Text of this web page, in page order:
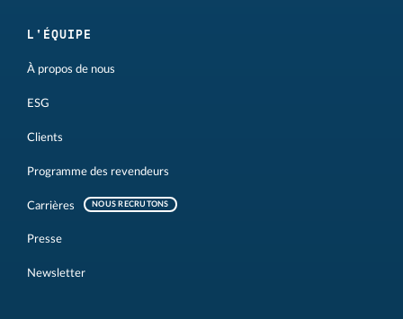
L'ÉQUIPE
À propos de nous
ESG
Clients
Programme des revendeurs
Carrières NOUS RECRUTONS
Presse
Newsletter